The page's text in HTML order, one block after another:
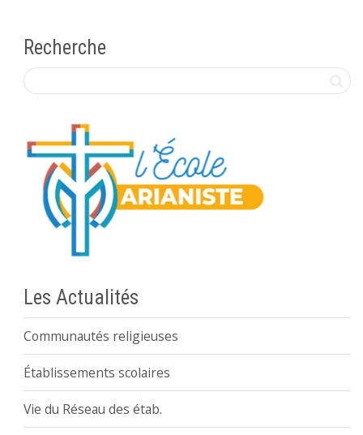
Recherche
Les Actualités
Communautés religieuses
Établissements scolaires
Vie du Réseau des étab.